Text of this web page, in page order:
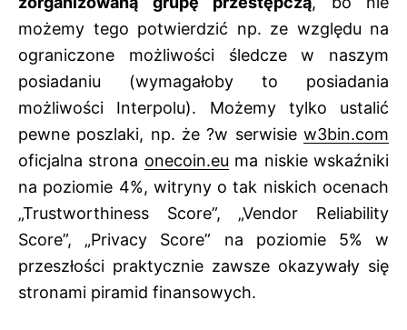
możemy tego potwierdzić np. ze względu na
ograniczone możliwości śledcze w naszym
posiadaniu (wymagałoby to posiadania
możliwości Interpolu). Możemy tylko ustalić
pewne poszlaki, np. że ?w serwisie w3bin.com
oficjalna strona onecoin.eu ma niskie wskaźniki
na poziomie 4%, witryny o tak niskich ocenach
„Trustworthiness Score”, „Vendor Reliability
Score”, „Privacy Score” na poziomie 5% w
przeszłości praktycznie zawsze okazywały się
stronami piramid finansowych.